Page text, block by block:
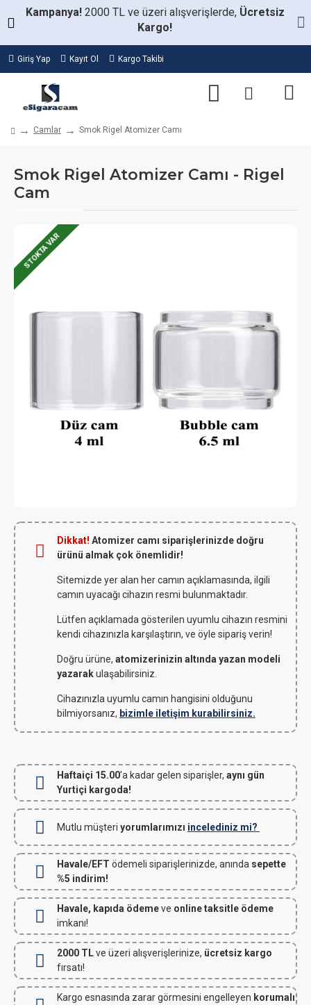
Kampanya! 2000 TL ve üzeri alışverişlerde, Ücretsiz
Kargo!
Giriş Yap Kayıt Ol Kargo Takibi
Camlar Smok Rigel Atomizer Camı
Smok Rigel Atomizer Camı - Rigel
Cam
STOKTA VAR
Dikkat! Atomizer camı siparişlerinizde doğru
ürünü almak çok önemlidir!
Sitemizde yer alan her camın açıklamasında, ilgili
camın uyacağı cihazın resmi bulunmaktadır.
Lütfen açıklamada gösterilen uyumlu cihazın resmini
kendi cihazınızla karşılaştırın, ve öyle sipariş verin!
Doğru ürüne, atomizerinizin altında yazan modeli
yazarakulaşabilirsiniz.
Cihazınızla uyumlu camın hangisini olduğunu
bilmiyorsanız, bizimle iletişim kurabilirsiniz.
Haftaiçi 15.00'a kadar gelen siparişler, aynı gün
Yurtiçi kargoda!
Mutlu müşteri yorumlarımızı incelediniz mi?
Havale/EFT ödemeli siparişlerinizde, anında sepette
%5 indirim!
Havale, kapıda ödemeve online taksitle ödeme
imkanı!
2000 TLve üzeri alışverişlerinize, ücretsiz kargo
fırsatı!
Kargo esnasında zarar görmesini engelleyen korumalı